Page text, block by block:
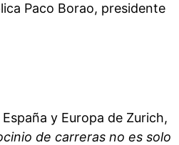
Paco Borao, presidente
y Europa de Zurich,
de carreras no es solo